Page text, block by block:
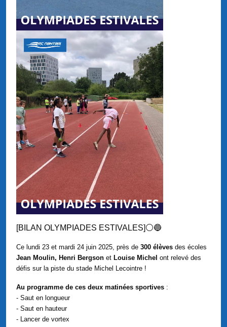
[BILAN OLYMPIADES ESTIVALES]⚪🔵
Ce lundi 23 et mardi 24 juin 2025, près de 300 élèves des écoles
Jean Moulin, Henri Bergson et Louise Michel ont relevé des
défis sur la piste du stade Michel Lecointre !
Au programme de ces deux matinées sportives :
- Saut en longueur
- Saut en hauteur
- Lancer de vortex